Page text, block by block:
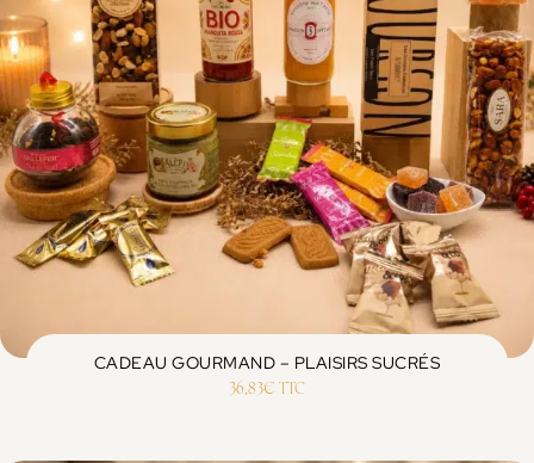
CADEAU GOURMAND – PLAISIRS SUCRÉS
36,83€ TTC